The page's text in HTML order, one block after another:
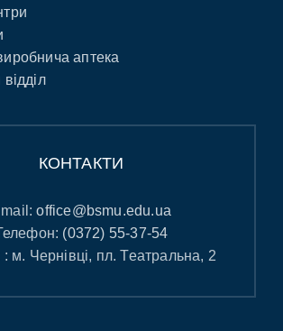
аптека
КОНТАКТИ
office@bsmu.edu.ua
(0372) 55-37-54
м. Чернівці, пл. Театральна, 2